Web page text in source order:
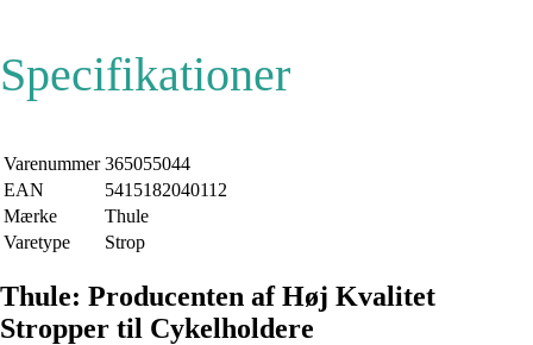
Specifikationer
Varenummer 365055044
EAN
5415182040112
Mærke
Thule
Varetype
Strop
Thule: Producenten af ​​Høj Kvalitet
Stropper til Cykelholdere